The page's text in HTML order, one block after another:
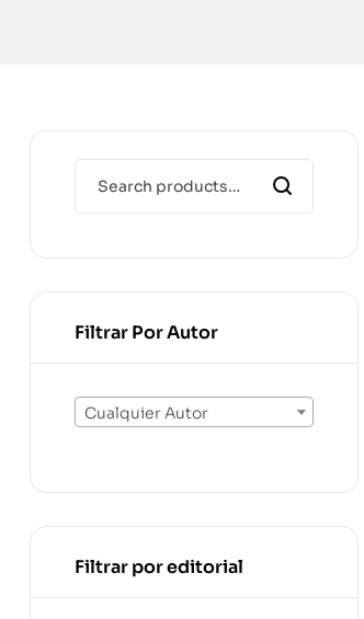
Filtrar Por Autor
Cualquier Autor
Filtrar por editorial